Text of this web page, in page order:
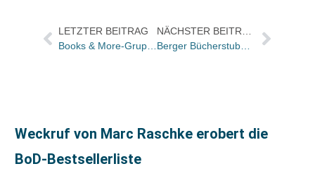
LETZTER BEITRAG
Books & More-Gruppe geht mit 300 qm auch nach Grevenbroich – und „ist schneller als Amazon“
Weckruf von Marc Raschke erobert die
BoD-Bestsellerliste